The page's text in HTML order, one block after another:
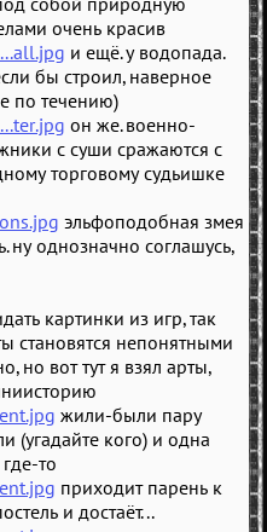
очень красив
и ещё. у водопада.
бы строил, наверное
по течению)
он же. военно-
с суши сражаются с
торговому судьишке
эльфоподобная змея
ну однозначно соглашусь,
картинки из игр, так
становятся непонятными
но вот тут я взял арты,
жили-были пару
(угадайте кого) и одна
то
приходит парень к
и достаёт...